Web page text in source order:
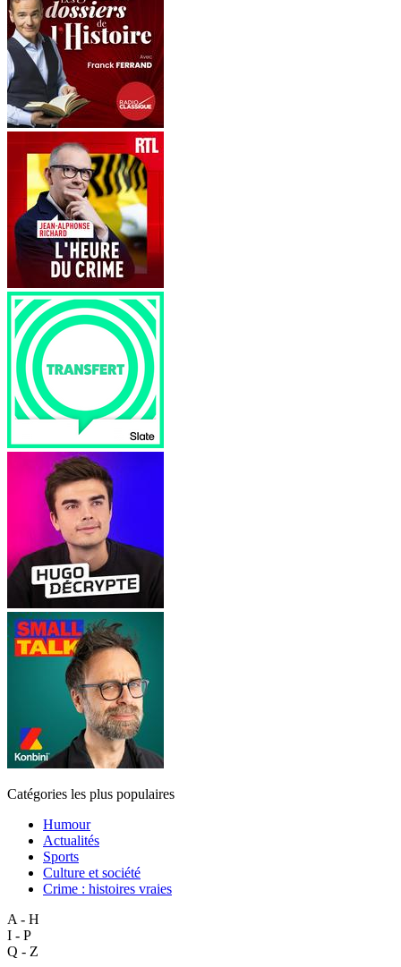
Catégories les plus populaires
Humour
Actualités
Sports
Culture et société
Crime : histoires vraies
A - H
I - P
Q - Z